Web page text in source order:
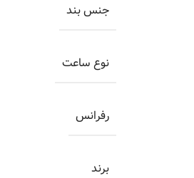
جنس بند
نوع ساعت
رفرانس
برند